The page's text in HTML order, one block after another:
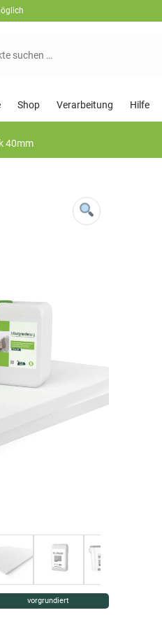
Shop Verarbeitung Hilfe
40mm
vorgrundiert